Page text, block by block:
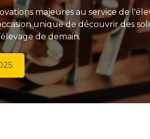
majeures au service de
unique de découvrir des
de demain.